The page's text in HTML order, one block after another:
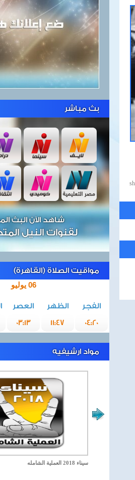
بث مباشر
شاهد الآن البث
لقنوات النيل
مواقيت الصلاة (القاهرة)
06 يوليو
الفجر الظهر العصر
04:20
11:47
03:13
مواد ارشيفيه
سيناء 2018 العملية الشامله